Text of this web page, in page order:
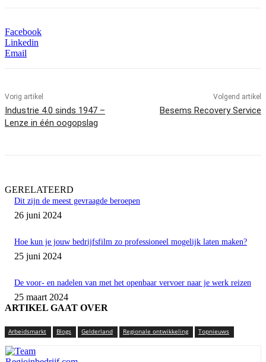
Facebook
Linkedin
Email
Vorig artikel
Industrie 4.0 sinds 1947 –
Lenze in één oogopslag
Volgend artikel
Besems Recovery Service
GERELATEERD
Dit zijn de meest gevraagde beroepen
26 juni 2024
Hoe kun je jouw bedrijfsfilm zo professioneel mogelijk laten maken?
25 juni 2024
De voor- en nadelen van met het openbaar vervoer naar je werk reizen
25 maart 2024
ARTIKEL GAAT OVER
Arbeidsmarkt Blogs Gelderland Regionale ontwikkeling Topnieuws